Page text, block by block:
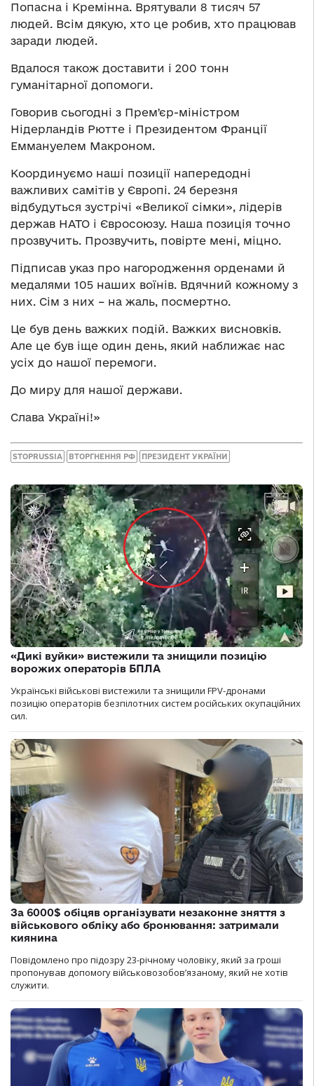
Попасна і Кремінна. Врятували 8 тисяч 57
людей. Всім дякую, хто це робив, хто працював
заради людей.
Вдалося також доставити і 200 тонн
гуманітарної допомоги.
Говорив сьогодні з Премʼєр-міністром
Нідерландів Рютте і Президентом Франції
Еммануелем Макроном.
Координуємо наші позиції напередодні
важливих самітів у Європі. 24 березня
відбудуться зустрічі «Великої сімки», лідерів
держав НАТО і Євросоюзу. Наша позиція точно
прозвучить. Прозвучить, повірте мені, міцно.
Підписав указ про нагородження орденами й
медалями 105 наших воїнів. Вдячний кожному з
них. Сім з них – на жаль, посмертно.
Це був день важких подій. Важких висновків.
Але це був іще один день, який наближає нас
усіх до нашої перемоги.
До миру для нашої держави.
Слава Україні!»
STOPRUSSIA ВТОРГНЕННЯ РФ ПРЕЗИДЕНТ УКРАЇНИ
«Дикі вуйки» вистежили та знищили позицію
ворожих операторів БПЛА
Українські військові вистежили та знищили FPV-дронами
позицію операторів безпілотних систем російських окупаційних
сил.
За 6000$ обіцяв організувати незаконне зняття з
військового обліку або бронювання: затримали
киянина
Повідомлено про підозру 23-річному чоловіку, який за гроші
пропонував допомогу військовозобов’язаному, який не хотів
служити.